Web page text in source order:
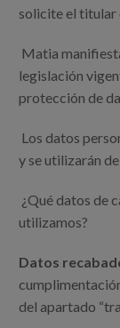
solicite el titular
Matia
legislación
protección de
Los datos
y se utilizarán
¿Qué datos de
utilizamos?
Datos
del apartado